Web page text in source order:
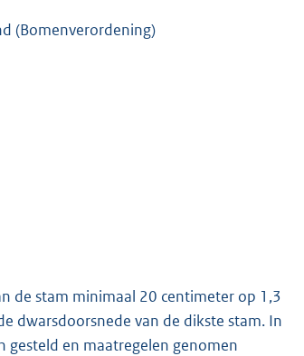
(Bomenverordening)
de stam minimaal 20 centimeter op 1,3
dwarsdoorsnede van de dikste stam. In
en maatregelen genomen